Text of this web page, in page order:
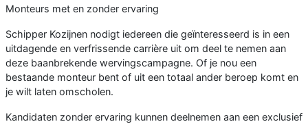
Monteurs met en zonder ervaring
Schipper Kozijnen nodigt iedereen die geïnteresseerd is in een
uitdagende en verfrissende carrière uit om deel te nemen aan
deze baanbrekende wervingscampagne. Of je nou een
bestaande monteur bent of uit een totaal ander beroep komt en
je wilt laten omscholen.
Kandidaten zonder ervaring kunnen deelnemen aan een exclusief